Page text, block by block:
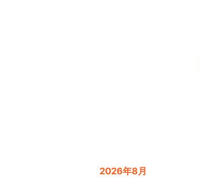
2026年8月